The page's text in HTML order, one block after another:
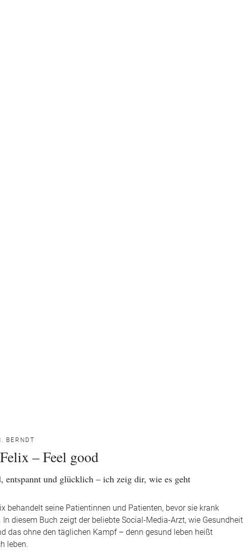
BERNDT
– Feel good
entspannt und glücklich – ich zeig dir, wie es geht
behandelt seine Patientinnen und Patienten, bevor sie krank
In diesem Buch zeigt der beliebte Social-Media-Arzt, wie Gesundheit
das ohne den täglichen Kampf – denn gesund leben heißt
leben.